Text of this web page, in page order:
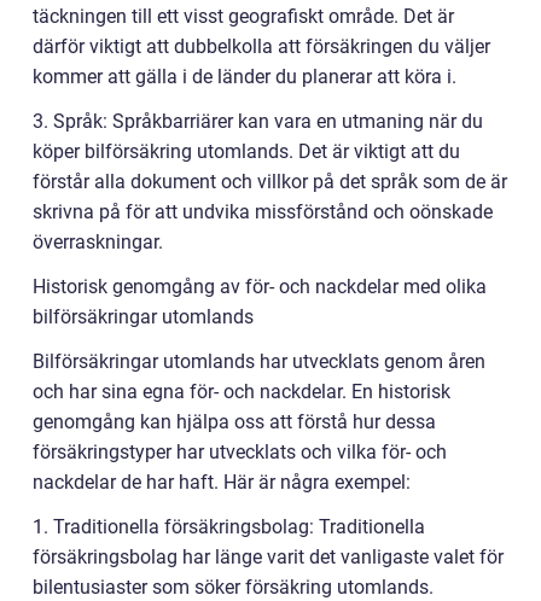
täckningen till ett visst geografiskt område. Det är
därför viktigt att dubbelkolla att försäkringen du väljer
kommer att gälla i de länder du planerar att köra i.
3. Språk: Språkbarriärer kan vara en utmaning när du
köper bilförsäkring utomlands. Det är viktigt att du
förstår alla dokument och villkor på det språk som de är
skrivna på för att undvika missförstånd och oönskade
överraskningar.
Historisk genomgång av för- och nackdelar med olika
bilförsäkringar utomlands
Bilförsäkringar utomlands har utvecklats genom åren
och har sina egna för- och nackdelar. En historisk
genomgång kan hjälpa oss att förstå hur dessa
försäkringstyper har utvecklats och vilka för- och
nackdelar de har haft. Här är några exempel:
1. Traditionella försäkringsbolag: Traditionella
försäkringsbolag har länge varit det vanligaste valet för
bilentusiaster som söker försäkring utomlands.